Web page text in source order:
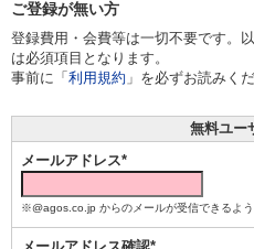
ご登録が無い方
登録費用・会費等は一切不要です。
は必須項目となります。
事前に「 利用規約 」を必ずお読みくだ
無料ユー
メールアドレス*
※@agos.co.jp からのメールが受信できるよう